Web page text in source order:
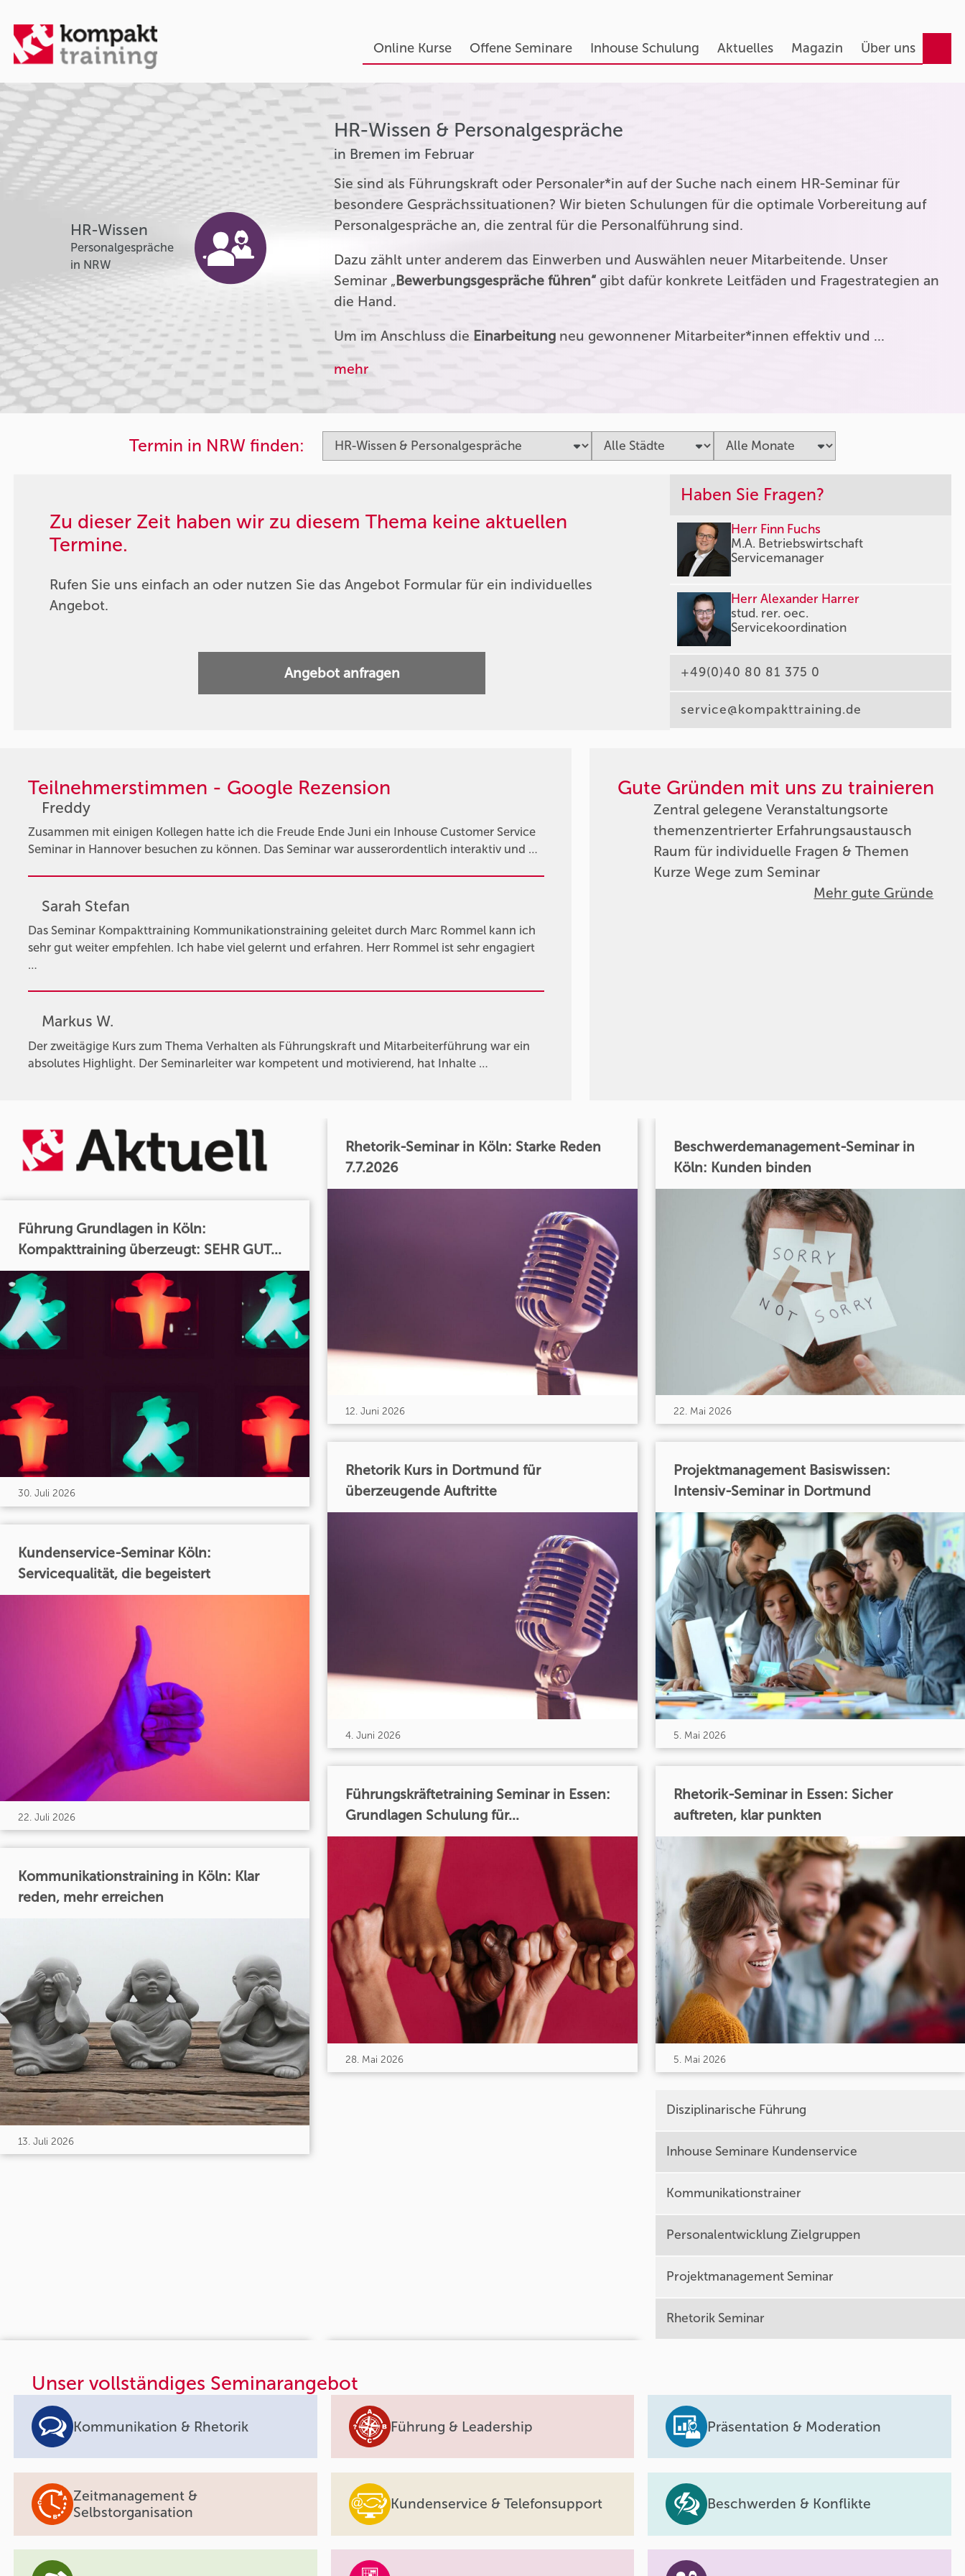
Online Kurse Offene Seminare Inhouse Schulung Aktuelles Magazin Über uns
HR-Wissen
Personalgespräche
in NRW
HR-Wissen & Personalgespräche
in Bremen im Februar
Sie sind als Führungskraft oder Personaler*in auf der Suche nach einem HR-Seminar für
besondere Gesprächssituationen? Wir bieten Schulungen für die optimale Vorbereitung auf
Personalgespräche an, die zentral für die Personalführung sind.
Dazu zählt unter anderem das Einwerben und Auswählen neuer Mitarbeitende. Unser
Seminar „Bewerbungsgespräche führen“ gibt dafür konkrete Leitfäden und Fragestrategien an
die Hand.
Um im Anschluss die Einarbeitung neu gewonnener Mitarbeiter*innen effektiv und …
mehr
Termin in NRW finden:
Zu dieser Zeit haben wir zu diesem Thema keine aktuellen
Termine.
Rufen Sie uns einfach an oder nutzen Sie das Angebot Formular für ein individuelles
Angebot.
Angebot anfragen
Haben Sie Fragen?
Herr Finn Fuchs
M.A. Betriebswirtschaft
Servicemanager
Herr Alexander Harrer
stud. rer. oec.
Servicekoordination
+49(0)40 80 81 375 0
service@kompakttraining.de
Teilnehmerstimmen - Google Rezension
Freddy
Zusammen mit einigen Kollegen hatte ich die Freude Ende Juni ein Inhouse Customer Service
Seminar in Hannover besuchen zu können. Das Seminar war ausserordentlich interaktiv und …
Sarah Stefan
Das Seminar Kompakttraining Kommunikationstraining geleitet durch Marc Rommel kann ich
sehr gut weiter empfehlen. Ich habe viel gelernt und erfahren. Herr Rommel ist sehr engagiert
…
Markus W.
Der zweitägige Kurs zum Thema Verhalten als Führungskraft und Mitarbeiterführung war ein
absolutes Highlight. Der Seminarleiter war kompetent und motivierend, hat Inhalte …
Gute Gründen mit uns zu trainieren
Zentral gelegene Veranstaltungsorte
themenzentrierter Erfahrungsaustausch
Raum für individuelle Fragen & Themen
Kurze Wege zum Seminar
Mehr gute Gründe
Führung Grundlagen in Köln:
Kompakttraining überzeugt: SEHR GUT...
30. Juli 2026
Kundenservice-Seminar Köln:
Servicequalität, die begeistert
22. Juli 2026
Kommunikationstraining in Köln: Klar
reden, mehr erreichen
13. Juli 2026
Rhetorik-Seminar in Köln: Starke Reden
7.7.2026
12. Juni 2026
Rhetorik Kurs in Dortmund für
überzeugende Auftritte
4. Juni 2026
Führungskräftetraining Seminar in Essen:
Grundlagen Schulung für...
28. Mai 2026
Beschwerdemanagement-Seminar in
Köln: Kunden binden
22. Mai 2026
Projektmanagement Basiswissen:
Intensiv-Seminar in Dortmund
5. Mai 2026
Rhetorik-Seminar in Essen: Sicher
auftreten, klar punkten
5. Mai 2026
Disziplinarische Führung
Inhouse Seminare Kundenservice
Kommunikationstrainer
Personalentwicklung Zielgruppen
Projektmanagement Seminar
Rhetorik Seminar
Unser vollständiges Seminarangebot
Kommunikation & Rhetorik Führung & Leadership Präsentation & Moderation
Zeitmanagement &
Selbstorganisation
Kundenservice & Telefonsupport Beschwerden & Konflikte